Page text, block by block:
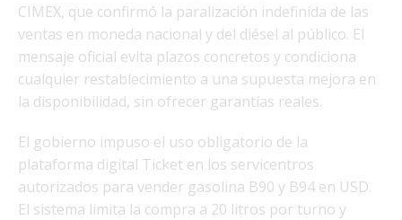
CIMEX, que confirmó la paralización indefinida de las
ventas en moneda nacional y del diésel al público. El
mensaje oficial evita plazos concretos y condiciona
cualquier restablecimiento a una supuesta mejora en
la disponibilidad, sin ofrecer garantías reales.
El gobierno impuso el uso obligatorio de la
plataforma digital Ticket en los servicentros
autorizados para vender gasolina B90 y B94 en USD.
El sistema limita la compra a 20 litros por turno y